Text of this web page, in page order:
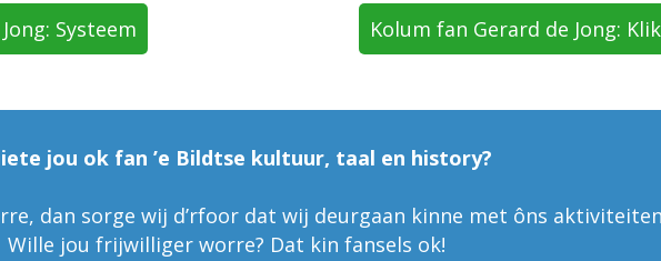
Systeem Kolum fan Gerard de Jong:
jou ok fan ’e Bildtse kultuur, taal en history?
dan sorge wij d’rfoor dat wij deurgaan kinne met ôns
Wille jou frijwilliger worre? Dat kin fansels ok!